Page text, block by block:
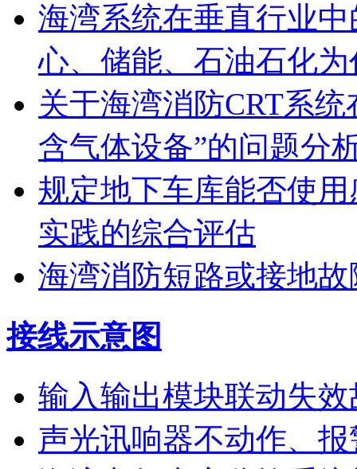
海湾系统在垂直行业
心、储能、石油石化
关于海湾消防CRT系
含气体设备”的问题分
规定地下车库能否使
实践的综合评估
海湾消防短路或接地
接线示意图
输入输出模块联动失效
声光讯响器不动作、